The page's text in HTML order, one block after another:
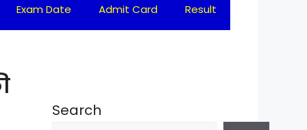
Exam Date Admit Card Result
Search